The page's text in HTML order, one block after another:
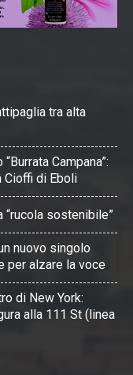
tra alta
Campana”:
Cioffi di Eboli
“rucola sostenibile”
nuovo singolo
per alzare la voce
di New York:
alla 111 St (linea